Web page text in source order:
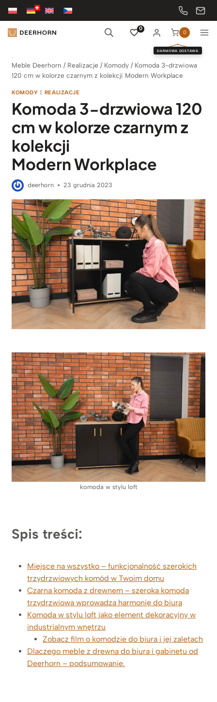
Przejdź
treści
0
0
DARMOWA DOSTAWA
Meble Deerhorn / Realizacje / Komody / Komoda 3-drzwiowa
120 cm w kolorze czarnym z kolekcji Modern Workplace
KOMODY | REALIZACJE
Komoda 3-drzwiowa 120
cm w kolorze czarnym z
kolekcji
Modern Workplace
deerhorn 23 grudnia 2023
komoda w stylu loft
Spis treści:
Miejsce na wszystko – funkcjonalność szerokich
trzydrzwiowych komód w Twoim domu
Czarna komoda z drewnem – szeroka komoda
trzydrzwiowa wprowadza harmonię do biura
Komoda w stylu loft jako element dekoracyjny w
industrialnym wnętrzu
Zobacz film o komodzie do biura i jej zaletach
Dlaczego meble z drewna do biura i gabinetu od
Deerhorn – podsumowanie.